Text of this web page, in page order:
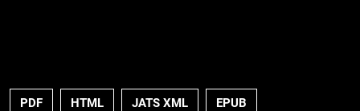
PDF HTML JATS XML EPUB